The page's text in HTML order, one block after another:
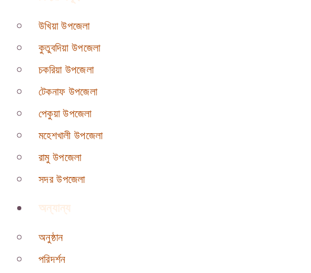
উখিয়া উপজেলা
কুতুবদিয়া উপজেলা
চকরিয়া উপজেলা
টেকনাফ উপজেলা
পেকুয়া উপজেলা
মহেশখালী উপজেলা
রামু উপজেলা
সদর উপজেলা
অন্যান্য
অনুষ্ঠান
পরিদর্শন